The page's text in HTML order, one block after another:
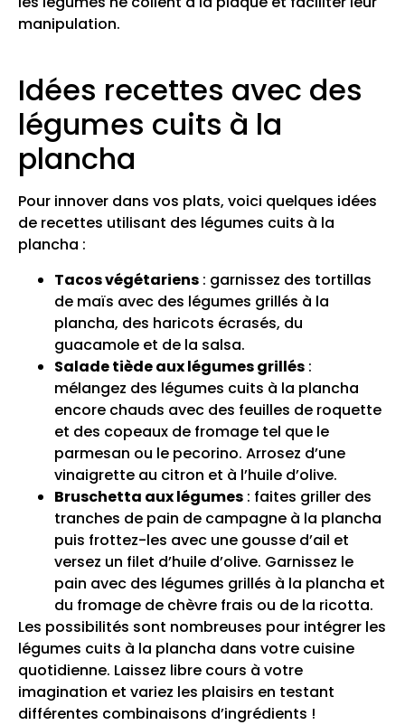
manipulation.
Idées recettes avec des
légumes cuits à la
plancha
Pour innover dans vos plats, voici quelques idées
de recettes utilisant des légumes cuits à la
plancha :
Tacos végétariens : garnissez des tortillas
de maïs avec des légumes grillés à la
plancha, des haricots écrasés, du
guacamole et de la salsa.
Salade tiède aux légumes grillés :
mélangez des légumes cuits à la plancha
encore chauds avec des feuilles de roquette
et des copeaux de fromage tel que le
parmesan ou le pecorino. Arrosez d’une
vinaigrette au citron et à l’huile d’olive.
Bruschetta aux légumes : faites griller des
tranches de pain de campagne à la plancha
puis frottez-les avec une gousse d’ail et
versez un filet d’huile d’olive. Garnissez le
pain avec des légumes grillés à la plancha et
du fromage de chèvre frais ou de la ricotta.
Les possibilités sont nombreuses pour intégrer les
légumes cuits à la plancha dans votre cuisine
quotidienne. Laissez libre cours à votre
imagination et variez les plaisirs en testant
différentes combinaisons d’ingrédients !